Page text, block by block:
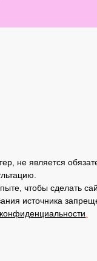
город.
атмосферой и
не является
чтобы сделать
источника
.